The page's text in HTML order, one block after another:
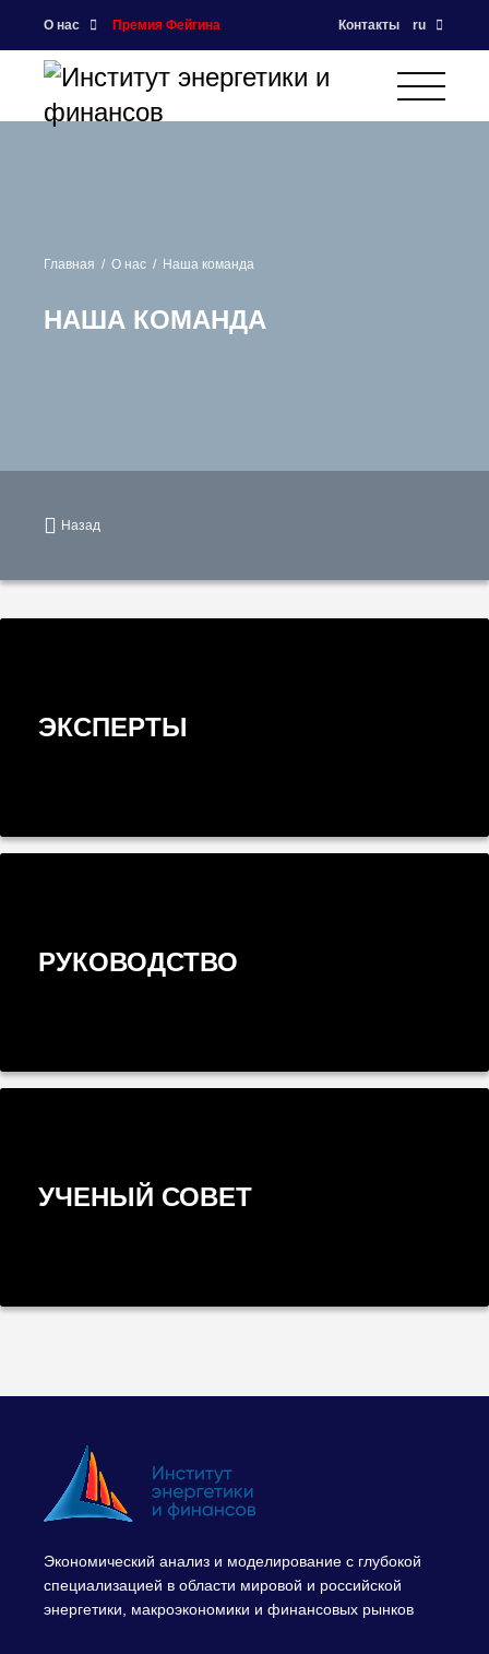
О нас Премия Фейгина Контакты ru
Главная О нас Наша команда
НАША КОМАНДА
Назад
ЭКСПЕРТЫ
РУКОВОДСТВО
УЧЕНЫЙ СОВЕТ
Экономический анализ и моделирование с глубокой
специализацией в области мировой и российской
энергетики, макроэкономики и финансовых рынков